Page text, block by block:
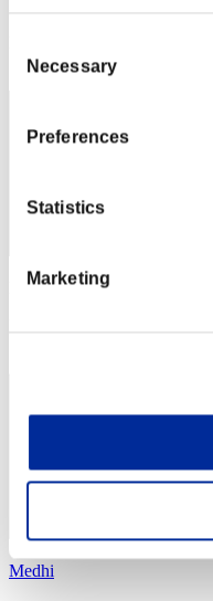
Selection
Necessary
Preferences
Statistics
Marketing
62
Punteggio: -
Medhi